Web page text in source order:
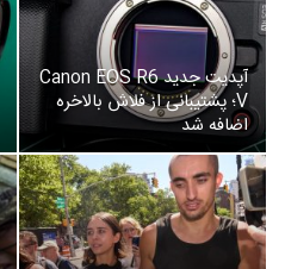
آپدیت جدید Canon EOS R6
V؛ پشتیبانی از فلاش بالاخره
اضافه شد